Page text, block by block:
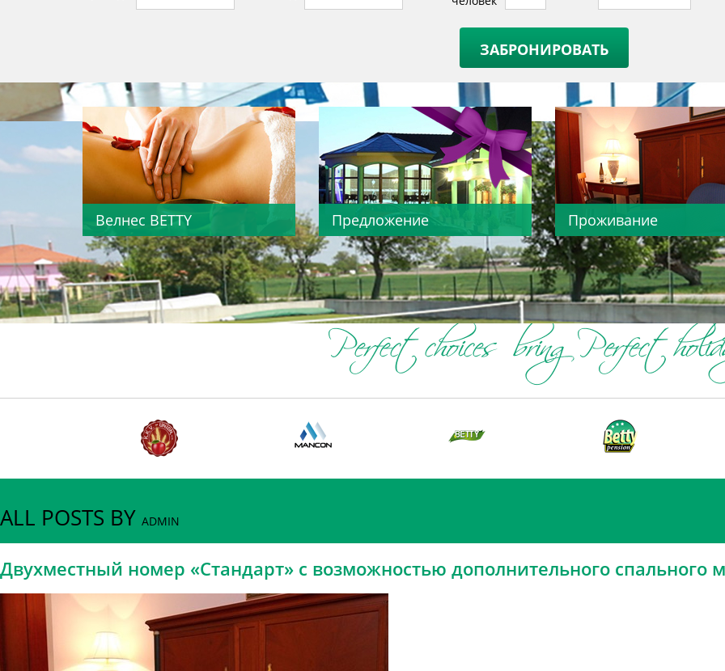
Велнес BETTY ​Предложение Проживание
PENZIÓN BETTY
ALL POSTS BY ADMIN
Двухместный номер «Стандарт» с возможностью дополнительного спального